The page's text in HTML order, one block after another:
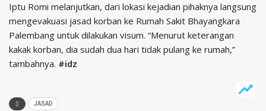
Iptu Romi melanjutkan, dari lokasi kejadian pihaknya langsung
mengevakuasi jasad korban ke Rumah Sakit Bhayangkara
Palembang untuk dilakukan visum. “Menurut keterangan
kakak korban, dia sudah dua hari tidak pulang ke rumah,”
tambahnya. #idz
JASAD